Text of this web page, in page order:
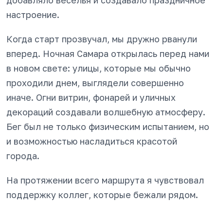
настроение.
Когда старт прозвучал, мы дружно рванули
вперед. Ночная Самара открылась перед нами
в новом свете: улицы, которые мы обычно
проходили днем, выглядели совершенно
иначе. Огни витрин, фонарей и уличных
декораций создавали волшебную атмосферу.
Бег был не только физическим испытанием, но
и возможностью насладиться красотой
города.
На протяжении всего маршрута я чувствовал
поддержку коллег, которые бежали рядом.